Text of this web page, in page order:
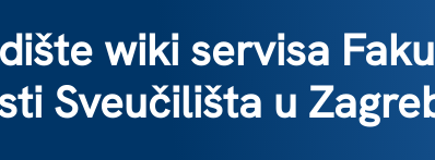
wiki servisa
Sveučilišta u